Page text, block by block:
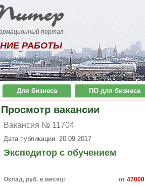
портал
РАБОТЫ
Для бизнеса ПО для бизнеса
Просмотр вакансии
Вакансия № 11704
Дата публикации: 20.09.2017
Экспедитор с обучением
Оклад, руб. в месяц: от 47000